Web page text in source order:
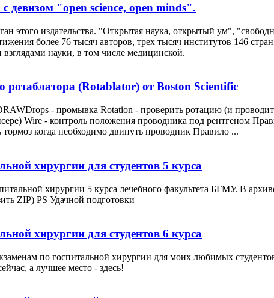
девизом "open science, open minds".
этого издательства. "Открытая наука, открытый ум",
более 76 тысяч авторов, трех тысяч институтов 146
науки, в том числе медицинской.
(Rotablator) от Boston Scientific
- промывка Rotation - проверить ротацию (и
Wire - контроль положения проводника под рентгеном
когда необходимо двинуть проводник Правило ...
хирургии для студентов 5 курса
хирургии 5 курса лечебного факультета БГМУ. В
ZIP) PS Удачной подготовки
хирургии для студентов 6 курса
по госпитальной хирургии для моих любимых
а лучшее место - здесь!